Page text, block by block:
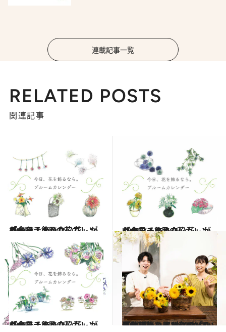
連載記事一覧
RELATED POSTS
関連記事
2021.8.1
「今日、飾りたい花」がわかる！ 8月の花カレンダーをチェック
ライフスタイル 2021.7.1
「今日、飾りたい花」がわかる！ 7月の花カレンダーをチェック
ライフスタイル
2021.6.1
「今日、飾りたい花」がわかる！ 6月の花カレンダーをチェック
ライフスタイル 2022.8.2
【動画】ひまわりを「かご」に飾ろう “摘みたて風”のアレンジがかわいい 夏の輝きを部屋に呼び込んで
ライフスタイル